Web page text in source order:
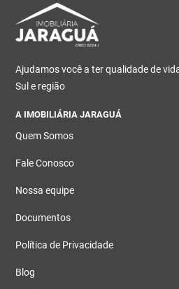
Ajudamos você a ter qualidade de
Sul e região
A IMOBILIÁRIA JARAGUÁ
Quem Somos
Fale Conosco
Nossa equipe
Documentos
Política de Privacidade
Blog